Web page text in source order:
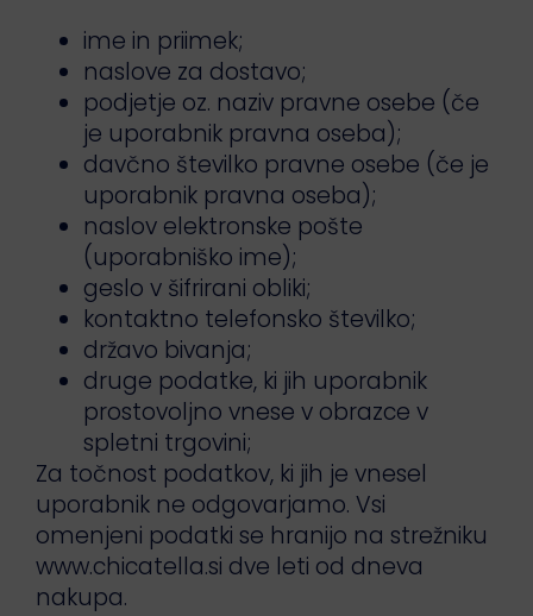
ime in priimek;
naslove za dostavo;
podjetje oz. naziv pravne osebe (če
je uporabnik pravna oseba);
davčno številko pravne osebe (če je
uporabnik pravna oseba);
naslov elektronske pošte
(uporabniško ime);
geslo v šifrirani obliki;
kontaktno telefonsko številko;
državo bivanja;
druge podatke, ki jih uporabnik
prostovoljno vnese v obrazce v
spletni trgovini;
Za točnost podatkov, ki jih je vnesel
uporabnik ne odgovarjamo. Vsi
omenjeni podatki se hranijo na strežniku
www.chicatella.si dve leti od dneva
nakupa.